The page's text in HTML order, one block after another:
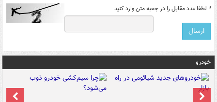
* لطفا عدد مقابل را در جعبه متن وارد کنید
خودرو